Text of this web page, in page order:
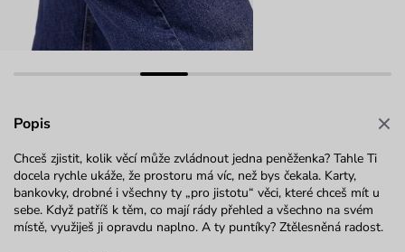
Popis
Chceš zjistit, kolik věcí může zvládnout jedna peněženka? Tahle Ti
docela rychle ukáže, že prostoru má víc, než bys čekala. Karty,
bankovky, drobné i všechny ty „pro jistotu“ věci, které chceš mít u
sebe. Když patříš k těm, co mají rády přehled a všechno na svém
místě, využiješ ji opravdu naplno. A ty puntíky? Ztělesněná radost.